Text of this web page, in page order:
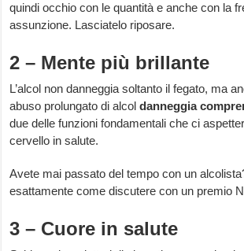
quindi occhio con le quantità e anche con la
assunzione. Lasciatelo riposare.
2 – Mente più brillante
L’alcol non danneggia soltanto il fegato, ma
abuso prolungato di alcoldanneggia
due delle funzioni fondamentali che ci
cervello in salute.
Avete mai passato del tempo con un
esattamente come discutere con un premio
3 – Cuore in salute